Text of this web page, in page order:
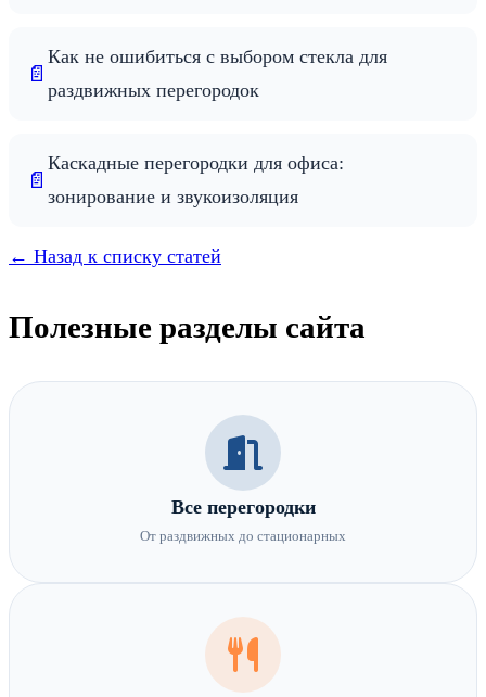
📄
Как не ошибиться с выбором стекла для
раздвижных перегородок
📄
Каскадные перегородки для офиса:
зонирование и звукоизоляция
← Назад к списку статей
Полезные разделы сайта
Все перегородки
От раздвижных до стационарных